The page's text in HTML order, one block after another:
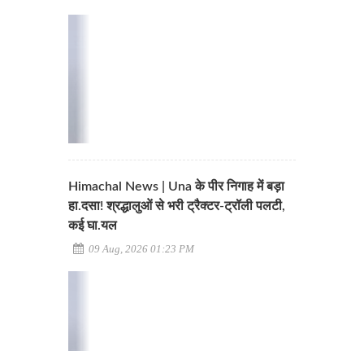
Himachal News | Una के पीर निगाह में बड़ा
हा.दसा! श्रद्धालुओं से भरी ट्रैक्टर-ट्रॉली पलटी,
कई घा.यल
09 Aug, 2026 01:23 PM